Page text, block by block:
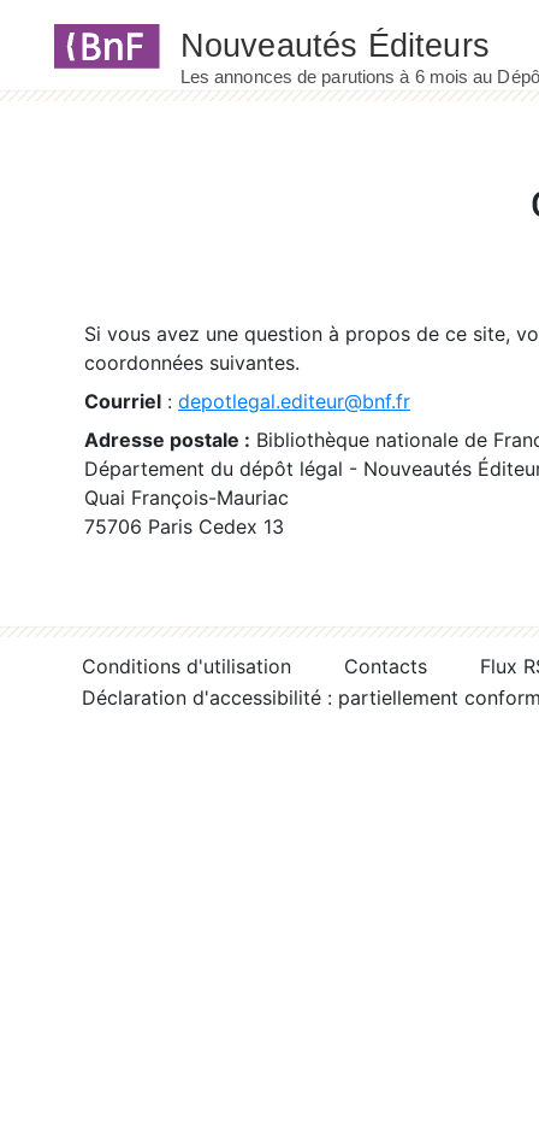
Si vous avez une question à propos de ce site,
coordonnées suivantes.
Courriel : depotlegal.editeur@bnf.fr
Adresse postale : Bibliothèque nationale de
Département du dépôt légal - Nouveautés
Quai François-Mauriac
75706 Paris Cedex 13
Conditions d'utilisation Contacts
Flux
Déclaration d'accessibilité : partiellement